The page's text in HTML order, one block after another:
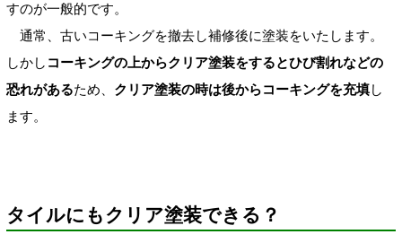
すのが一般的です。
通常、古いコーキングを撤去し補修後に塗装をいたします。
しかし コーキングの上からクリア塗装をするとひび割れなどの
恐れがあるため、 クリア塗装の時は後からコーキングを充填し
ます。
タイルにもクリア塗装できる？